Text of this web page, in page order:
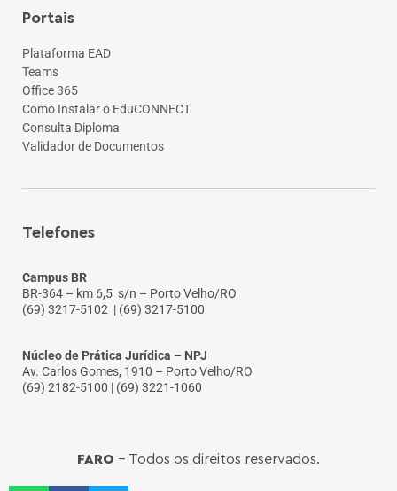
Portais
Plataforma EAD
Teams
Office 365
Como Instalar o EduCONNECT
Consulta Diploma
Validador de Documentos
Telefones
Campus BR
BR-364 – km 6,5 s/n – Porto Velho/RO
(69) 3217-5102 | (69) 3217-5100
Núcleo de Prática Jurídica – NPJ
Av. Carlos Gomes, 1910 – Porto Velho/RO
(69) 2182-5100 | (69) 3221-1060
FARO - Todos os direitos reservados.